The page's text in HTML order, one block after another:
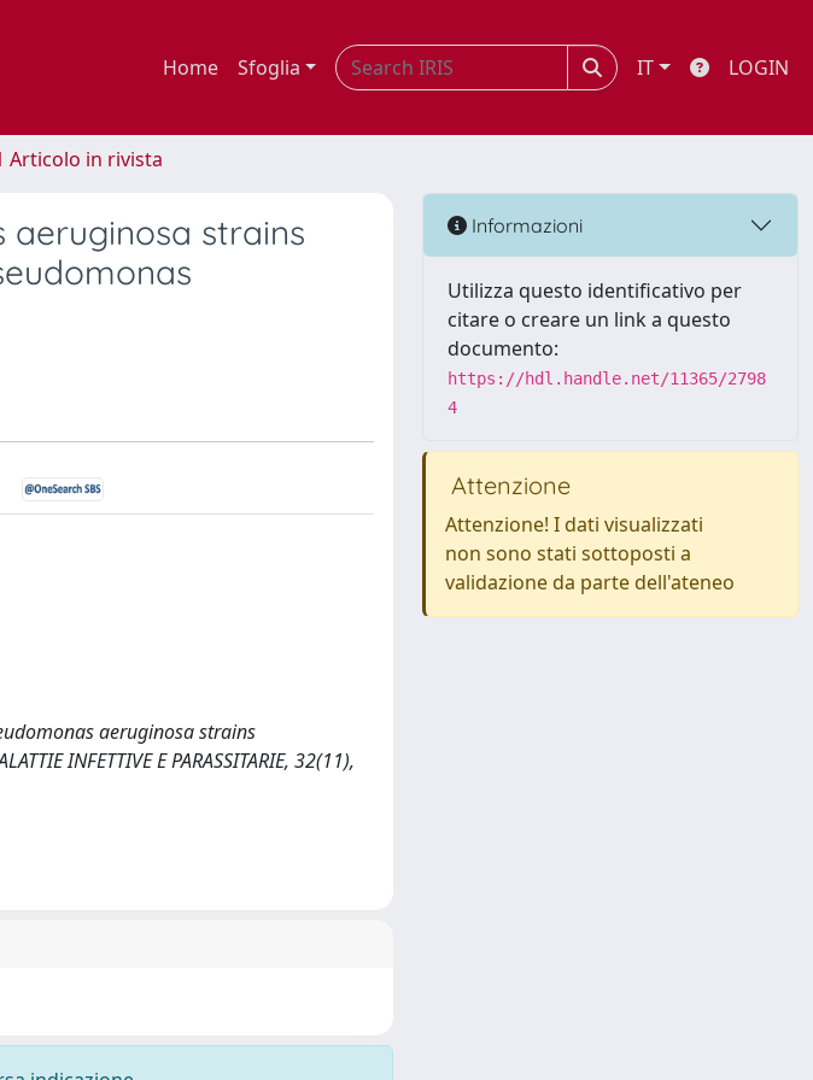
Home Sfoglia IT LOGIN
Articolo in rivista
aeruginosa strains
aeruginosa strains
INFETTIVE E PARASSITARIE, 32(11),
Informazioni
Utilizza questo identificativo per
citare o creare un link a questo
documento:
https://hdl.handle.net/11365/2798
4
Attenzione
Attenzione! I dati visualizzati
non sono stati sottoposti a
validazione da parte dell'ateneo